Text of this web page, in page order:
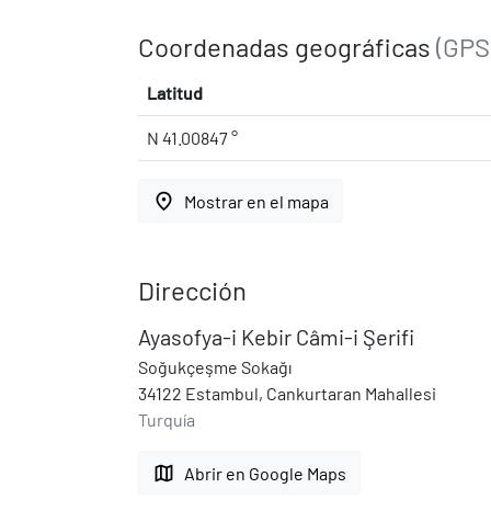
Coordenadas geográficas
Latitud
N 41.00847 °
place Mostrar en el mapa
Dirección
Ayasofya-i Kebir Câmi-i Şerifi
Soğukçeşme Sokağı
34122 Estambul, Cankurtaran Mahallesi
Turquía
map Abrir en Google Maps